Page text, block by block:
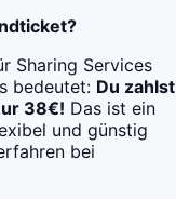
Sharing Services
bedeutet: Du zahlst
38€! Das ist ein
und günstig
bei